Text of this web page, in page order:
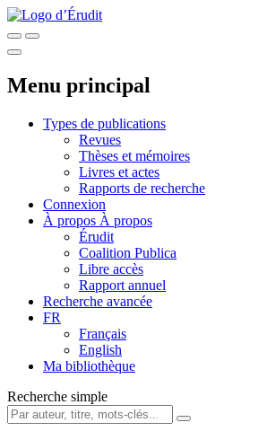
Menu principal
Types de publications
Revues
Thèses et mémoires
Livres et actes
Rapports de recherche
Connexion
À propos À propos
Érudit
Coalition Publica
Libre accès
Rapport annuel
Recherche avancée
FR
Français
English
Ma bibliothèque
Recherche simple